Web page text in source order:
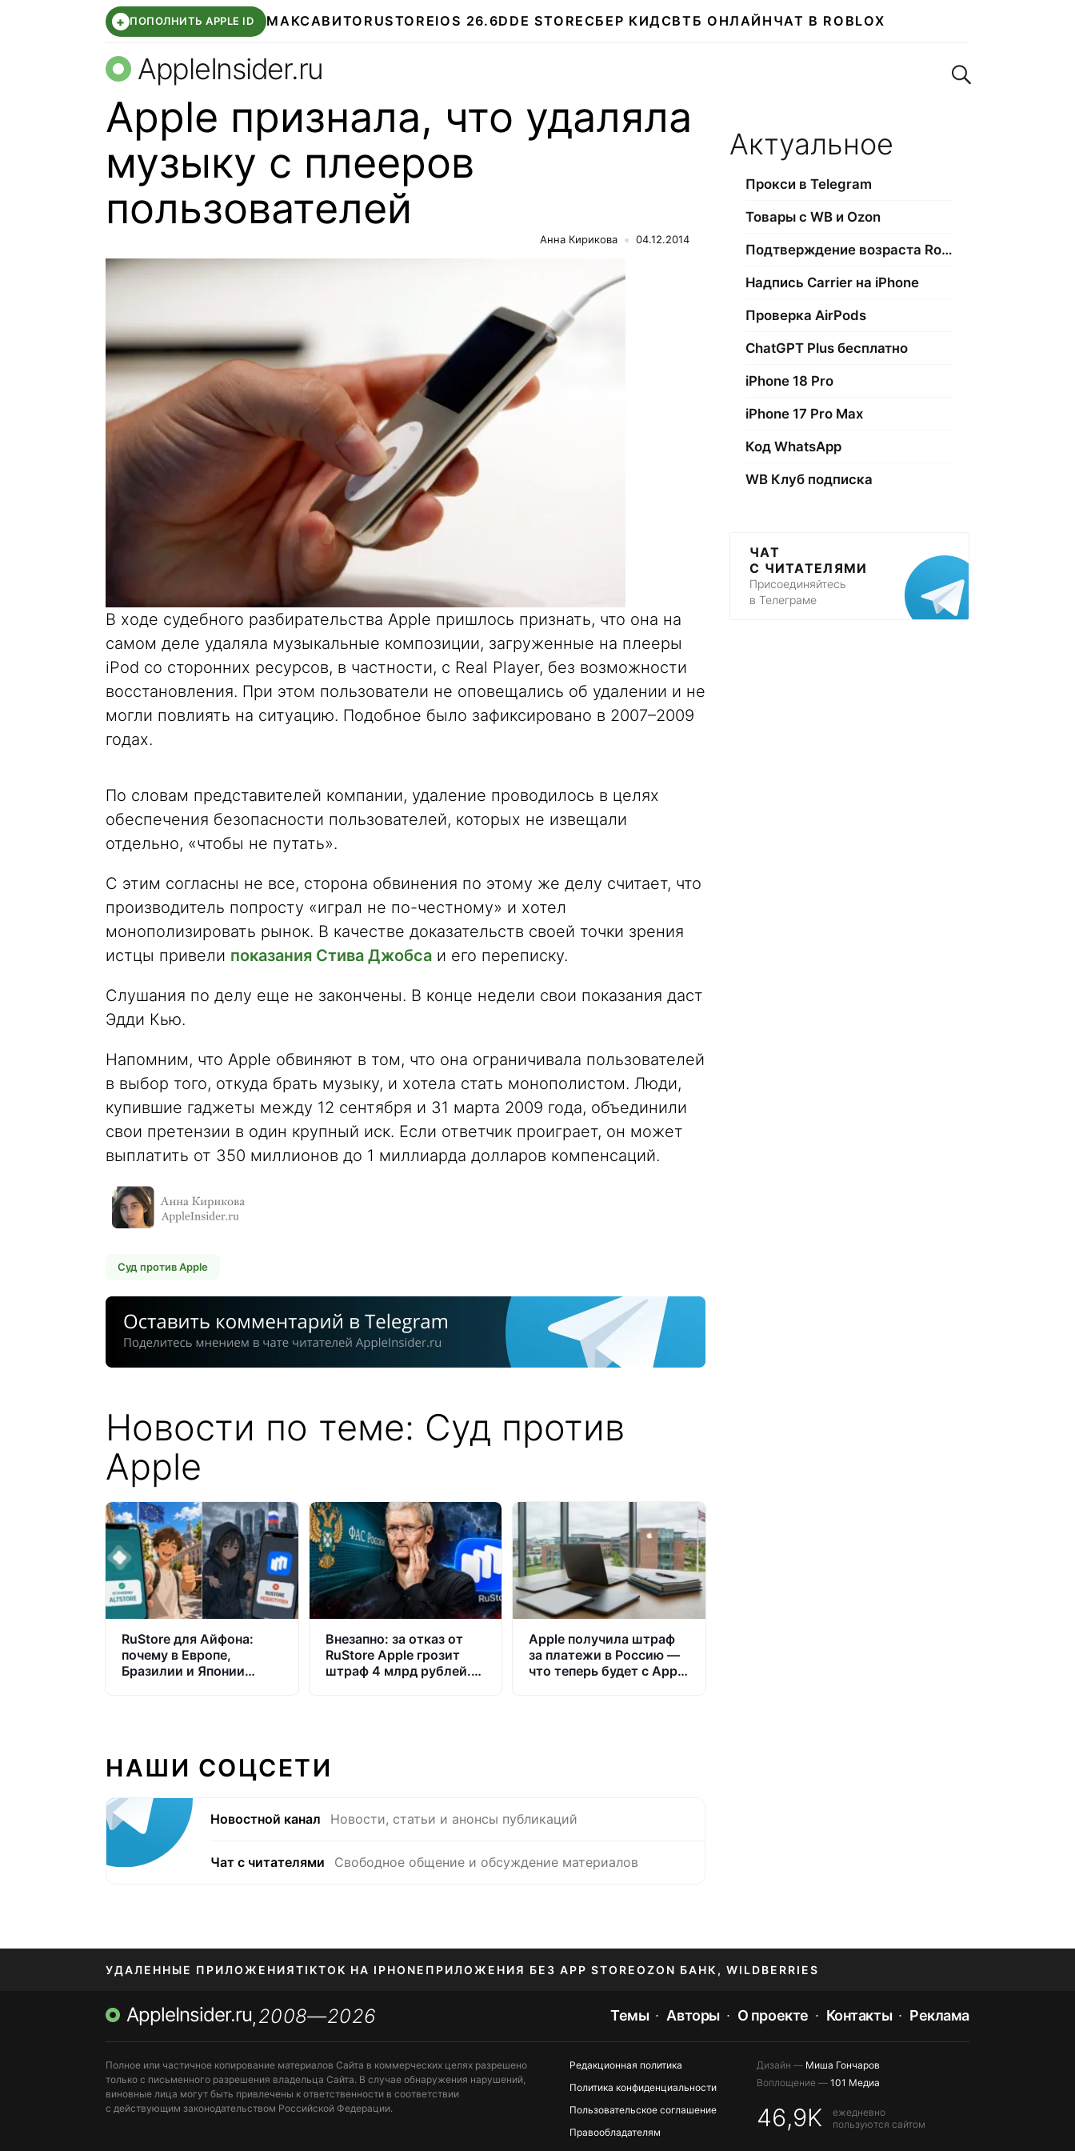
+ ПОПОЛНИТЬ APPLE ID МАКСАВИТО RUSTOREIOS 26.6DDE STORE СБЕР КИДСВТБ ОНЛАЙН ЧАТ В ROBLOX
AppleInsider.ru Поиск по сайту
Apple признала, что удаляла
музыку с плееров
пользователей
Анна Кирикова 04.12.2014
В ходе судебного разбирательства Apple пришлось признать, что она на
самом деле удаляла музыкальные композиции, загруженные на плееры
iPod со сторонних ресурсов, в частности, с Real Player, без возможности
восстановления. При этом пользователи не оповещались об удалении и не
могли повлиять на ситуацию. Подобное было зафиксировано в 2007–2009
годах.
По словам представителей компании, удаление проводилось в целях
обеспечения безопасности пользователей, которых не извещали
отдельно, «чтобы не путать».
С этим согласны не все, сторона обвинения по этому же делу считает, что
производитель попросту «играл не по-честному» и хотел
монополизировать рынок. В качестве доказательств своей точки зрения
истцы привели показания Стива Джобса и его переписку.
Слушания по делу еще не закончены. В конце недели свои показания даст
Эдди Кью.
Напомним, что Apple обвиняют в том, что она ограничивала пользователей
в выбор того, откуда брать музыку, и хотела стать монополистом. Люди,
купившие гаджеты между 12 сентября и 31 марта 2009 года, объединили
свои претензии в один крупный иск. Если ответчик проиграет, он может
выплатить от 350 миллионов до 1 миллиарда долларов компенсаций.
Суд против Apple
Новости по теме: Суд против
Apple
RuStore для Айфона:
почему в Европе,
Бразилии и Японии
Внезапно: за отказ от
RuStore Apple грозит
штраф 4 млрд рублей.
Apple получила штраф
за платежи в Россию —
что теперь будет с App
НАШИ СОЦСЕТИ
Новостной канал Новости, статьи и анонсы публикаций
Чат с читателями Свободное общение и обсуждение материалов
Актуальное
Прокси в Telegram
Товары с WB и Ozon
Подтверждение возраста Roblox
Надпись Carrier на iPhone
Проверка AirPods
ChatGPT Plus бесплатно
iPhone 18 Pro
iPhone 17 Pro Max
Код WhatsApp
WB Клуб подписка
ЧАТ
С ЧИТАТЕЛЯМИ
Присоединяйтесь
в Телеграме
УДАЛЕННЫЕ ПРИЛОЖЕНИЯTIKTOK НА IPHONE ПРИЛОЖЕНИЯ БЕЗ APP STOREOZON БАНК, WILDBERRIES
МЕССЕНДЖЕРЫ KAKAOTALK, B…ПОПОЛНЕНИЕ APPLE ID
AppleInsider.ru, 2008—2026 Темы Авторы О проекте Контакты Реклама
Полное или частичное копирование материалов Сайта в коммерческих целях разрешено
только с письменного разрешения владельца Сайта. В случае обнаружения нарушений,
виновные лица могут быть привлечены к ответственности в соответствии
с действующим законодательством Российской Федерации.
Редакционная политика
Политика конфиденциальности
Пользовательское соглашение
Правообладателям
Дизайн — Миша Гончаров
Воплощение — 101 Медиа
46,9K
ежедневно
пользуются сайтом